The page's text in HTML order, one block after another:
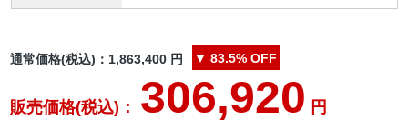
通常価格(税込)：1,863,400 円 ▼ 83.5% OFF
販売価格(税込)： 306,920 円